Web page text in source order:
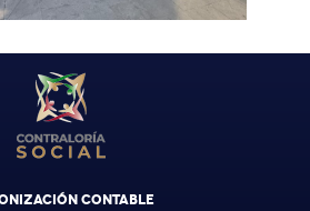
CONTABLE